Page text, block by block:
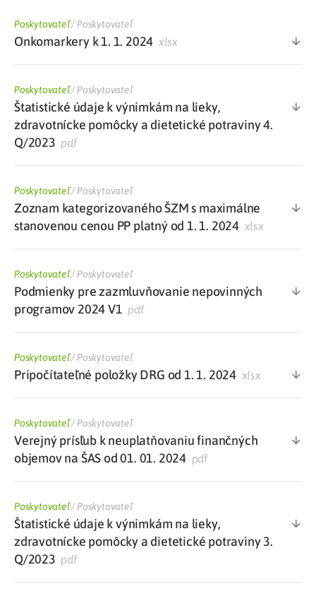
Poskytovateľ/Poskytovateľ
Onkomarkery k 1. 1. 2024 xlsx
Poskytovateľ/Poskytovateľ
Štatistické údaje k výnimkám na lieky,
zdravotnícke pomôcky a dietetické potraviny 4.
Q/2023 pdf
Poskytovateľ/Poskytovateľ
Zoznam kategorizovaného ŠZM s maximálne
stanovenou cenou PP platný od 1. 1. 2024 xlsx
Poskytovateľ/Poskytovateľ
Podmienky pre zazmluvňovanie nepovinných
programov 2024 V1 pdf
Poskytovateľ/Poskytovateľ
Pripočítateľné položky DRG od 1. 1. 2024 xlsx
Poskytovateľ/Poskytovateľ
Verejný prísľub k neuplatňovaniu finančných
objemov na ŠAS od 01. 01. 2024 pdf
Poskytovateľ/Poskytovateľ
Štatistické údaje k výnimkám na lieky,
zdravotnícke pomôcky a dietetické potraviny 3.
Q/2023 pdf